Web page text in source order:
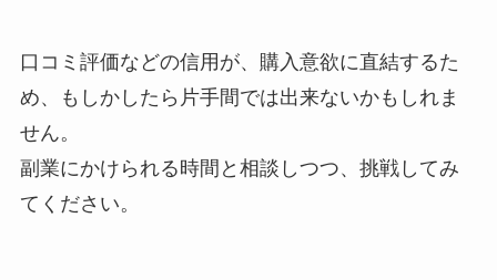
口コミ評価などの信用が、購入意欲に直結するた
め、もしかしたら片手間では出来ないかもしれま
せん。
副業にかけられる時間と相談しつつ、挑戦してみ
てください。